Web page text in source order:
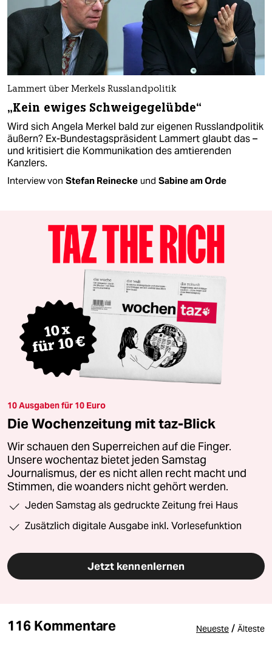
Lammert über Merkels Russlandpolitik
„Kein ewiges Schweigegelübde“
Wird sich Angela Merkel bald zur eigenen Russlandpolitik
äußern? Ex-Bundestagspräsident Lammert glaubt das –
und kritisiert die Kommunikation des amtierenden
Kanzlers.
Interview von Stefan Reinecke und Sabine am Orde
10 Ausgaben für 10 Euro
Die Wochenzeitung mit taz-Blick
Wir schauen den Superreichen auf die Finger.
Unsere wochentaz bietet jeden Samstag
Journalismus, der es nicht allen recht macht und
Stimmen, die woanders nicht gehört werden.
Jeden Samstag als gedruckte Zeitung frei Haus
Zusätzlich digitale Ausgabe inkl. Vorlesefunktion
Jetzt kennenlernen
116 Kommentare Neueste / Älteste